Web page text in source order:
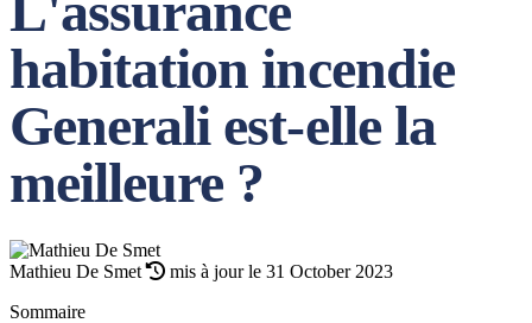
habitation incendie
Generali est-elle la
meilleure ?
Mathieu De Smet
mis à jour le 31 October 2023
Sommaire